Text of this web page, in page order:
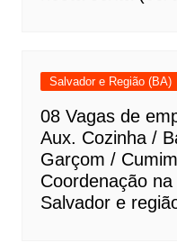
Salvador e Região (BA)
08 Vagas de
Aux. Cozinha /
Garçom /
Coordenação
Salvador e